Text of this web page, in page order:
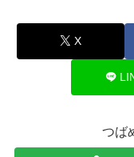
X
つば